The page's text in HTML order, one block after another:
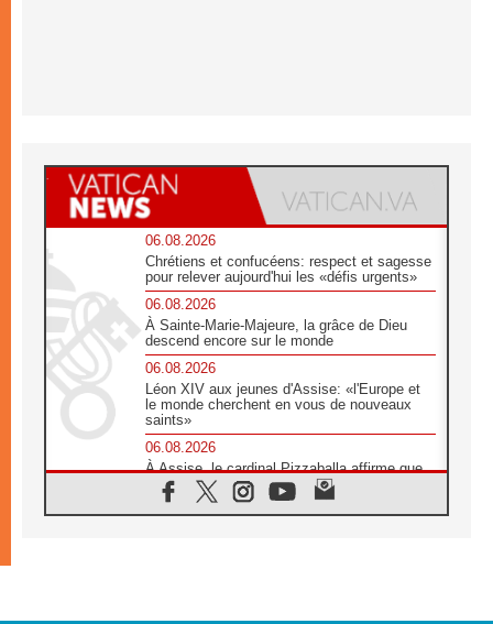
06.08.2026
Chrétiens et confucéens: respect et sagesse
pour relever aujourd'hui les «défis urgents»
06.08.2026
À Sainte-Marie-Majeure, la grâce de Dieu
descend encore sur le monde
06.08.2026
Léon XIV aux jeunes d'Assise: «l'Europe et
le monde cherchent en vous de nouveaux
saints»
06.08.2026
À Assise, le cardinal Pizzaballa affirme que
«les chrétiens veulent la paix»
06.08.2026